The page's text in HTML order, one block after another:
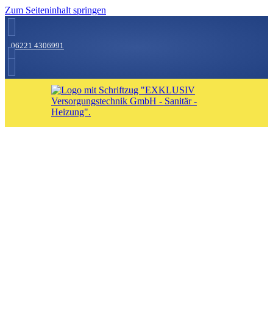
Zum Seiteninhalt springen
06221 4306991